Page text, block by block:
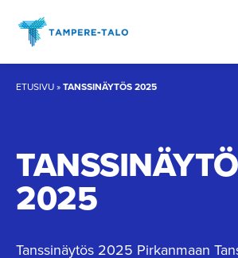
sisältöön
ETUSIVU»TANSSINÄYTÖS 2025
2025
Tanssinäytös 2025 Pirkanmaan